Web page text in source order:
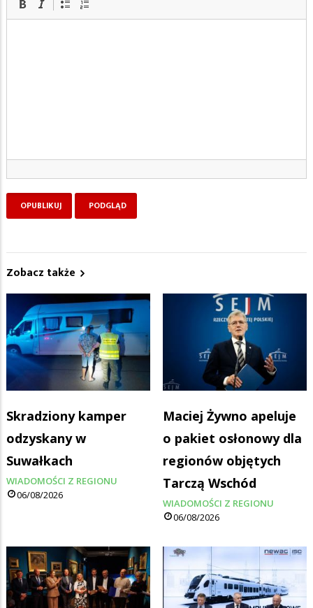
Zobacz także
Skradziony kamper
odzyskany w
Suwałkach
WIADOMOŚCI Z REGIONU
06/08/2026
Maciej Żywno apeluje
o pakiet osłonowy dla
regionów objętych
Tarczą Wschód
WIADOMOŚCI Z REGIONU
06/08/2026